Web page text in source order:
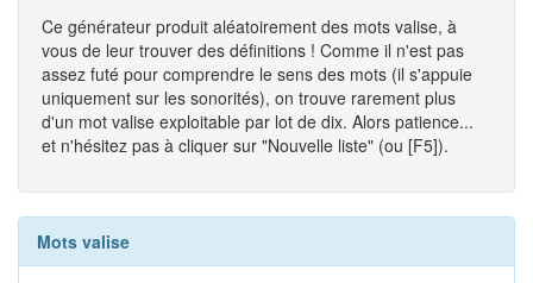
Ce générateur produit aléatoirement des mots valise, à
vous de leur trouver des définitions ! Comme il n'est pas
assez futé pour comprendre le sens des mots (il s'appuie
uniquement sur les sonorités), on trouve rarement plus
d'un mot valise exploitable par lot de dix. Alors patience...
et n'hésitez pas à cliquer sur "Nouvelle liste" (ou [F5]).
Mots valise